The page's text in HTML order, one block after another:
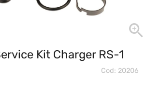
Kit Charger RS-1
Cod: 20206